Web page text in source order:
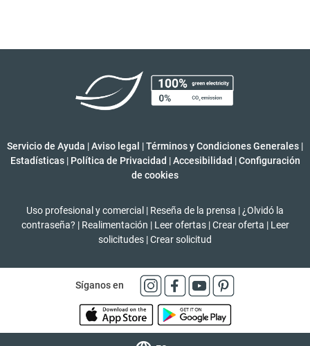
Servicio de Ayuda |Aviso legal |Términos y Condiciones Generales |
Estadísticas | Política de Privacidad | Accesibilidad | Configuración
de cookies
Uso profesional y comercial | Reseña de la prensa | ¿Olvidó la
contraseña? | Realimentación | Leer ofertas | Crear oferta | Leer
solicitudes |Crear solicitud
Síganos en